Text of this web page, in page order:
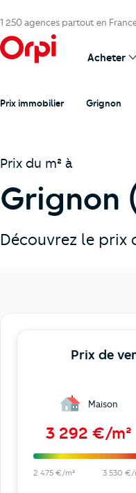
1 250 agences partout en
Acheter
Prix immobilier Grignon
Prix du m² à
Grignon
Découvrez le
Prix de
Maison
3 292 €/m²
2 475 €/m² 3 530 €/